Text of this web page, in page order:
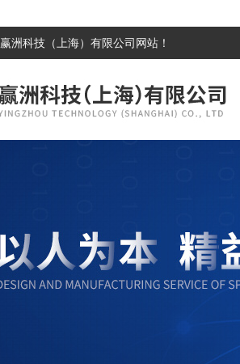
赢洲科技（上海）有限公司 网站！